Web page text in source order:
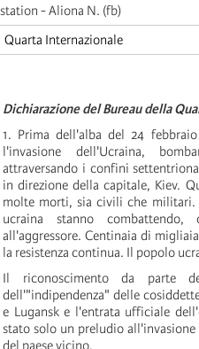
station - Aliona N. (fb)
Quarta Internazionale
Dichiarazione del Bureau della
1. Prima dell'alba del 24
l'invasione dell'Ucraina,
attraversando i confini
in direzione della capitale, Kiev.
molte morti, sia civili che militari.
ucraina stanno
all'aggressore. Centinaia di
la resistenza continua. Il popolo
Il riconoscimento da parte
dell'"indipendenza" delle
e Lugansk e l'entrata ufficiale
stato solo un preludio
del paese vicino.